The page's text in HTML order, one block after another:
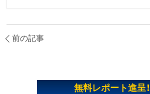
前の記事
無料レポート進呈！